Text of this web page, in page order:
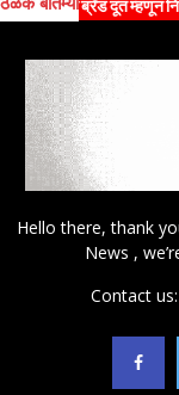
दूत म्हणून नियुक्ती शुद्ध
Hello there, thank
News ,
Contact us: